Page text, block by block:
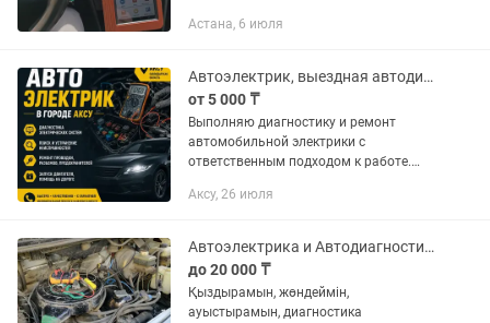
автоэлектрик,грузовые
Астана, 6 июля
Автоэлектрик, выездная автодиагностика, ремонт
от 5 000 ₸
Выполняю диагностику и ремонт
автомобильной электрики с
ответственным подходом к работе.
автомобилю. Услуги: • Диагностика
устранение...
Аксу, 26 июля
Автоэлектрика и Автодиагностика
до 20 000 ₸
Қыздырамын, жөндеймін,
ауыстырамын, диагностика